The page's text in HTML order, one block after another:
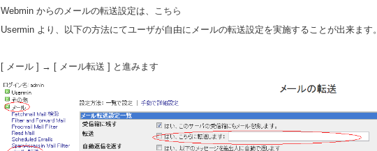
Webmin からのメールの転送設定は、 こちら
Usermin より、以下の方法にてユーザが自由にメールの転送設定を実施することが出来ます。
[ メール ] → [ メール転送 ] と進みます